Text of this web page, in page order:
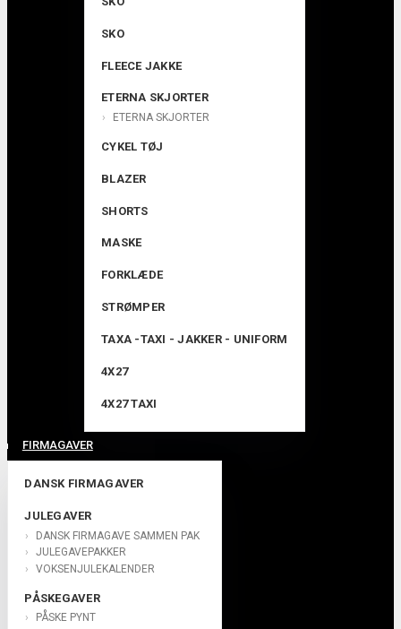
FIRMAGAVER
DANSK FIRMAGAVER
JULEGAVER
DANSK FIRMAGAVE SAMMEN PAK
JULEGAVEPAKKER
VOKSENJULEKALENDER
PÅSKEGAVER
PÅSKE PYNT
SKO
FLEECE JAKKE
ETERNA SKJORTER
ETERNA SKJORTER
CYKEL TØJ
BLAZER
SHORTS
MASKE
FORKLÆDE
STRØMPER
TAXA -TAXI - JAKKER - UNIFORM
4X27
4X27 TAXI